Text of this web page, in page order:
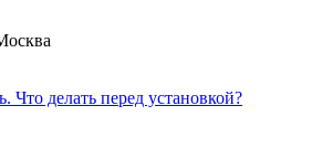
Что делать перед установкой?